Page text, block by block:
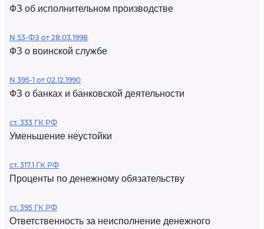
ФЗ об исполнительном производстве
N 53-ФЗ от 28.03.1998
ФЗ о воинской службе
N 395-1 от 02.12.1990
ФЗ о банках и банковской деятельности
ст. 333 ГК РФ
Уменьшение неустойки
ст. 317.1 ГК РФ
Проценты по денежному обязательству
ст. 395 ГК РФ
Ответственность за неисполнение денежного